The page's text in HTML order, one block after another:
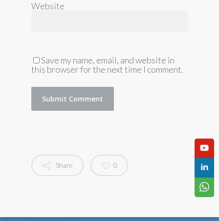
Website
Save my name, email, and website in
this browser for the next time I comment.
Share 0